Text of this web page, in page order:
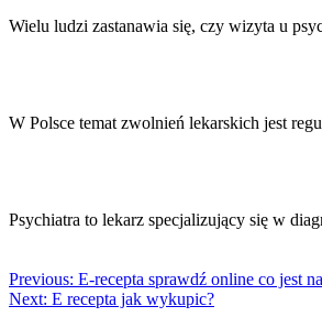
Wielu ludzi zastanawia się, czy wizyta u
W Polsce temat zwolnień lekarskich jest
Psychiatra to lekarz specjalizujący się w
Previous: E-recepta sprawdź online co jest
Next: E recepta jak wykupic?